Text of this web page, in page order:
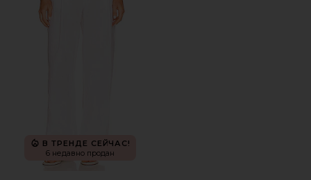
В ТРЕНДЕ СЕЙЧАС!
6 недавно продан